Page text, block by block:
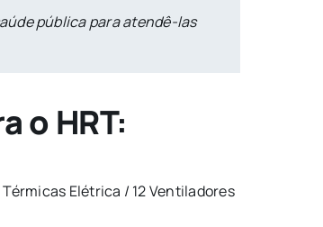
pública para atendê-las
o HRT:
Elétrica / 12 Ventiladores